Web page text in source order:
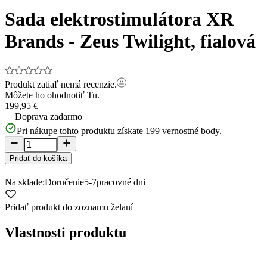
of
9
Sada elektrostimulátora XR
Brands - Zeus Twilight, fialová
Produkt zatiaľ nemá recenzie.
Môžete ho ohodnotiť Tu.
199,95 €
Doprava zadarmo
Pri nákupe tohto produktu získate 199 vernostné body.
Pridať do košíka
Na sklade:Doručenie5-7pracovné dni
Pridať produkt do zoznamu želaní
Vlastnosti produktu